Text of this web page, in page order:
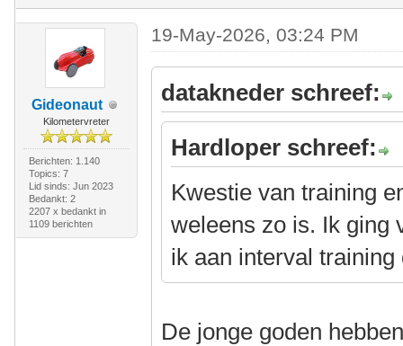
Gideonaut
Kilometervreter
Berichten: 1.140
Topics: 7
Lid sinds: Jun 2023
Bedankt: 2
2207 x bedankt in
1109 berichten
19-May-2026, 03:24 PM
datakneder schreef:
Hardloper schreef:
Kwestie van training
weleens zo is. Ik ging
ik aan interval
De jonge goden